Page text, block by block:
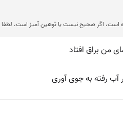
است، اگر صحیح نیست یا توهین آمیز است،
من براق افتاد
آب رفته به جوی آوری